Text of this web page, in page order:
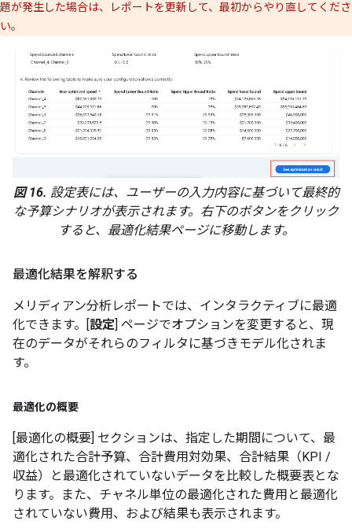
題が発生した場合は、レポートを更新して、最初からやり直してくださ
い。
図 16. 設定表には、ユーザーの入力内容に基づいて最終的
な予算シナリオが表示されます。右下のボタンをクリック
すると、最適化結果ページに移動します。
最適化結果を解釈する
メリディアン分析レポートでは、インタラクティブに最適
化できます。[設定] ページでオプションを変更すると、現
在のデータがそれらのフィルタに基づきモデル化されま
す。
最適化の概要
[最適化の概要] セクションは、指定した期間について、最
適化された合計予算、合計費用対効果、合計結果（KPI /
収益）と最適化されていないデータを比較した概要表とな
ります。また、チャネル単位の最適化された費用と最適化
されていない費用、および結果も表示されます。